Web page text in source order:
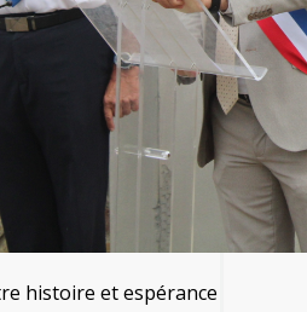
histoire et espérance